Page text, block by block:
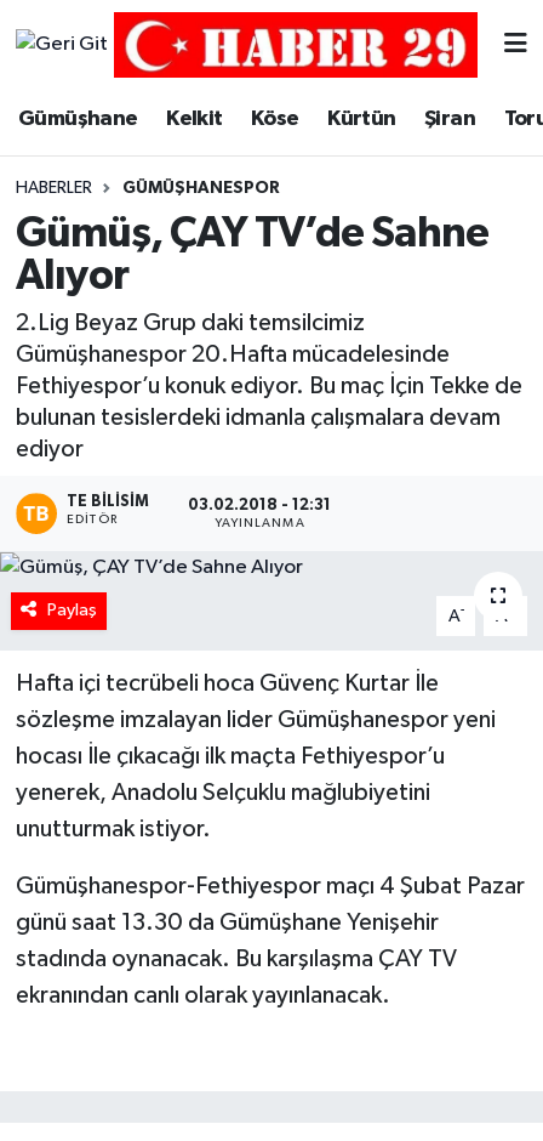
Gümüşhane Kelkit Köse Kürtün Şiran
HABERLER GÜMÜŞHANESPOR
Gümüş, ÇAY TV’de Sahne
Alıyor
2.Lig Beyaz Grup daki temsilcimiz
Gümüşhanespor 20.Hafta mücadelesinde
Fethiyespor’u konuk ediyor. Bu maç İçin Tekke de
bulunan tesislerdeki idmanla çalışmalara devam
ediyor
TE BILISIM
EDITÖR
03.02.2018 - 12:31
YAYINLANMA
Paylaş A- A
Hafta içi tecrübeli hoca Güvenç Kurtar İle
sözleşme imzalayan lider Gümüşhanespor yeni
hocası İle çıkacağı ilk maçta Fethiyespor’u
yenerek, Anadolu Selçuklu mağlubiyetini
unutturmak istiyor.
Gümüşhanespor-Fethiyespor maçı 4 Şubat Pazar
günü saat 13.30 da Gümüşhane Yenişehir
stadında oynanacak. Bu karşılaşma ÇAY TV
ekranından canlı olarak yayınlanacak.
Merkez Trafik Yoğunluk Haritası
Süper Lig Puan Durumu ve Fikstür
Tüm Manşetler
Son Dakika Haberleri
Haber Arşivi